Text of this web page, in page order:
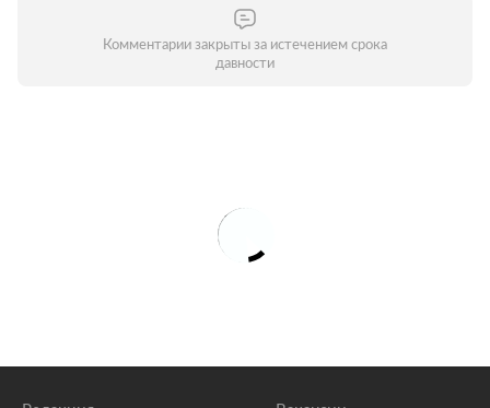
Комментарии закрыты за истечением срока
давности